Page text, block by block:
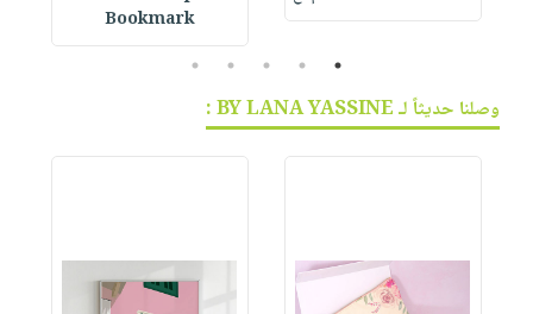
Bookmark
1
2
3
4
5
وصلنا حديثاً لـ BY LANA YASSINE :